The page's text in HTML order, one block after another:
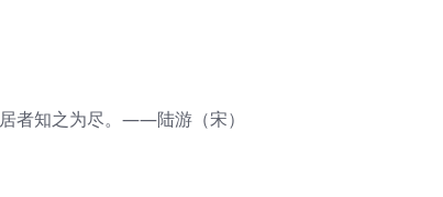
者知之为尽。——陆游（宋）